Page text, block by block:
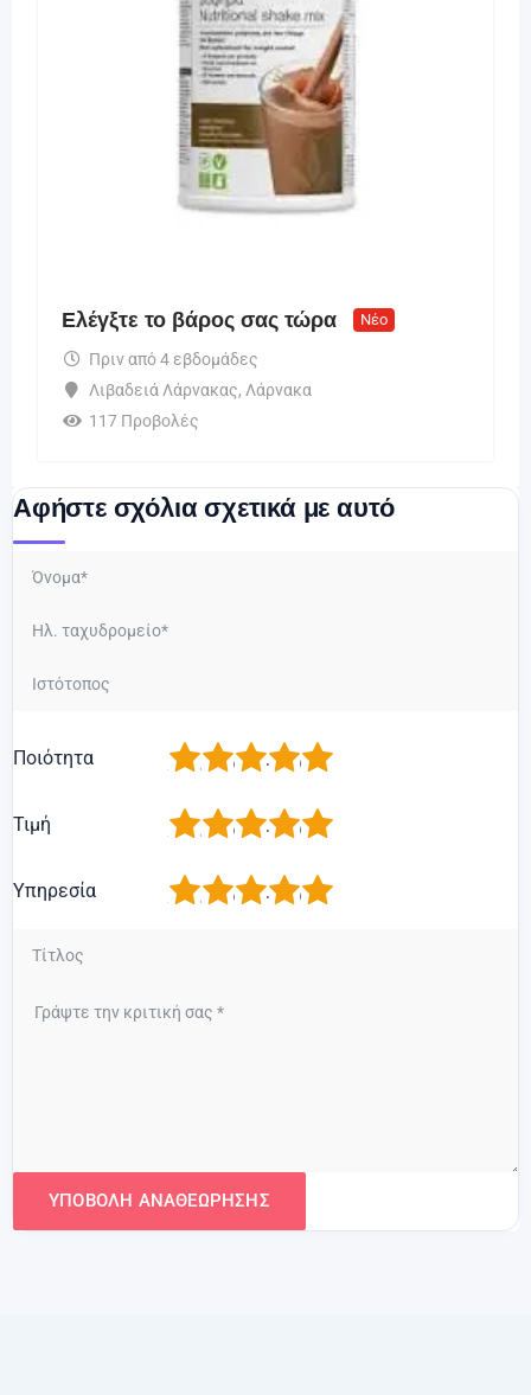
Ελέγξτε το βάρος σας τώρα Νέο
Πριν από 4 εβδομάδες
Λιβαδειά Λάρνακας, Λάρνακα
117 Προβολές
Αφήστε σχόλια σχετικά με αυτό
Ποιότητα 5
4
3
2
Τιμή 5
4
3
2
Υπηρεσία 5
4
3
2